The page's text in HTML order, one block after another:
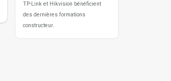
TP-Link et Hikvision bénéficient
des dernières formations
constructeur.